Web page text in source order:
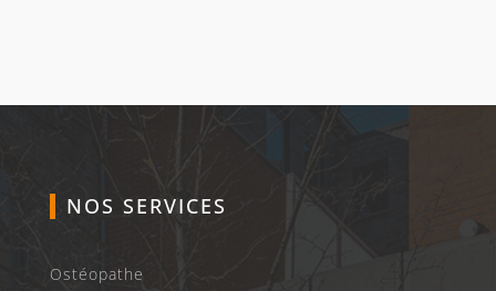
NOS SERVICES
Ostéopathe